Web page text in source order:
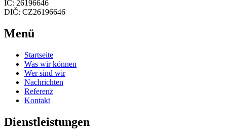
IČ: 26196646
DIČ: CZ26196646
Menü
Startseite
Was wir können
Wer sind wir
Nachrichten
Referenz
Kontakt
Dienstleistungen